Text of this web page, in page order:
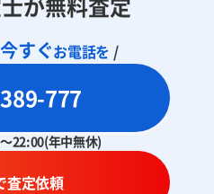
今すぐお電話を /
777
22:00(年中無休)
査定依頼